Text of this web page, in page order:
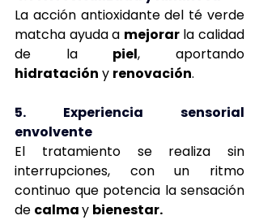
La acción antioxidante del té verde
matcha ayuda a mejorar la calidad
de la piel
hidratación y renovación.
5. Experiencia sensorial
envolvente
El tratamiento se realiza sin
interrupciones, con un ritmo
continuo que potencia la sensación
de calma y bienestar.